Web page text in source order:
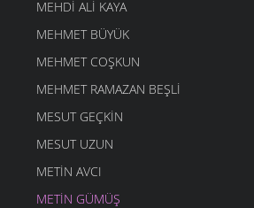
MEHDI ALI KAYA
MEHMET BÜYÜK
MEHMET COŞKUN
MEHMET RAMAZAN BEŞLI
MESUT GEÇKIN
MESUT UZUN
METIN AVCI
METIN GÜMÜŞ